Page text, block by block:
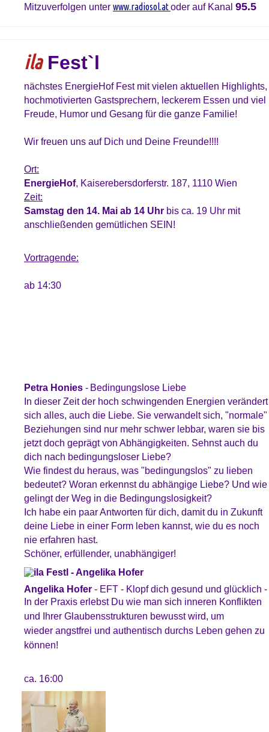
Mitzuverfolgen unter www.radiosol.atoder auf Kanal 95.5
ila Fest`l
nächstes EnergieHof Fest mit vielen aktuellen Highlights,
hochmotivierten Gastsprechern, leckerem Essen und viel
Freude, Humor und Gesang für die ganze Familie!
Wir freuen uns auf Dich und Deine Freunde!!!!
Ort:
EnergieHof, Kaiserebersdorferstr. 187, 1110 Wien
Zeit:
Samstag den 14. Mai ab 14 Uhr bis ca. 19 Uhr mit
anschließenden gemütlichen SEIN!
Vortragende:
ab 14:30
Petra Honies - Bedingungslose Liebe
In dieser Zeit der hoch schwingenden Energien verändert
sich alles, auch die Liebe. Sie verwandelt sich, "normale"
Beziehungen sind nur mehr schwer lebbar, waren sie bis
jetzt doch geprägt von Abhängigkeiten. Sehnst auch du
dich nach bedingungsloser Liebe?
Wie findest du heraus, was "bedingungslos" zu lieben
bedeutet? Woran erkennst du abhängige Liebe? Und wie
gelingt der Weg in die Bedingungslosigkeit?
Ich habe ein paar Antworten für dich, damit du in Zukunft
deine Liebe in einer Form leben kannst, wie du es noch
nie erfahren hast.
Schöner, erfüllender, unabhängiger!
Angelika Hofer - EFT - Klopf dich gesund und glücklich -
In der Praxis erlebst Du wie man sich inneren Konflikten
und Ihrer Glaubensstrukturen bewusst wird, um
wieder angstfrei und authentisch durchs Leben gehen zu
können!
ca. 16:00